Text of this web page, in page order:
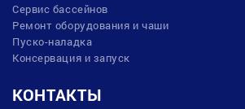
Сервис бассейнов
Ремонт оборудования и чаши
Пуско-наладка
Консервация и запуск
КОНТАКТЫ